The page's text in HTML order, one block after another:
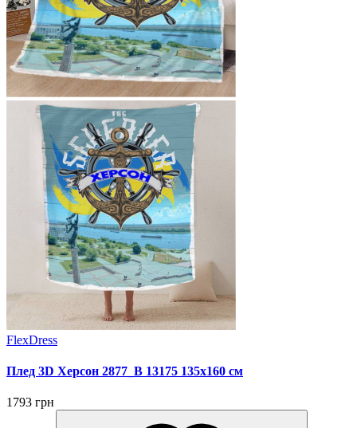
FlexDress
Плед 3D Херсон 2877_B 13175 135х160 см
1793 грн